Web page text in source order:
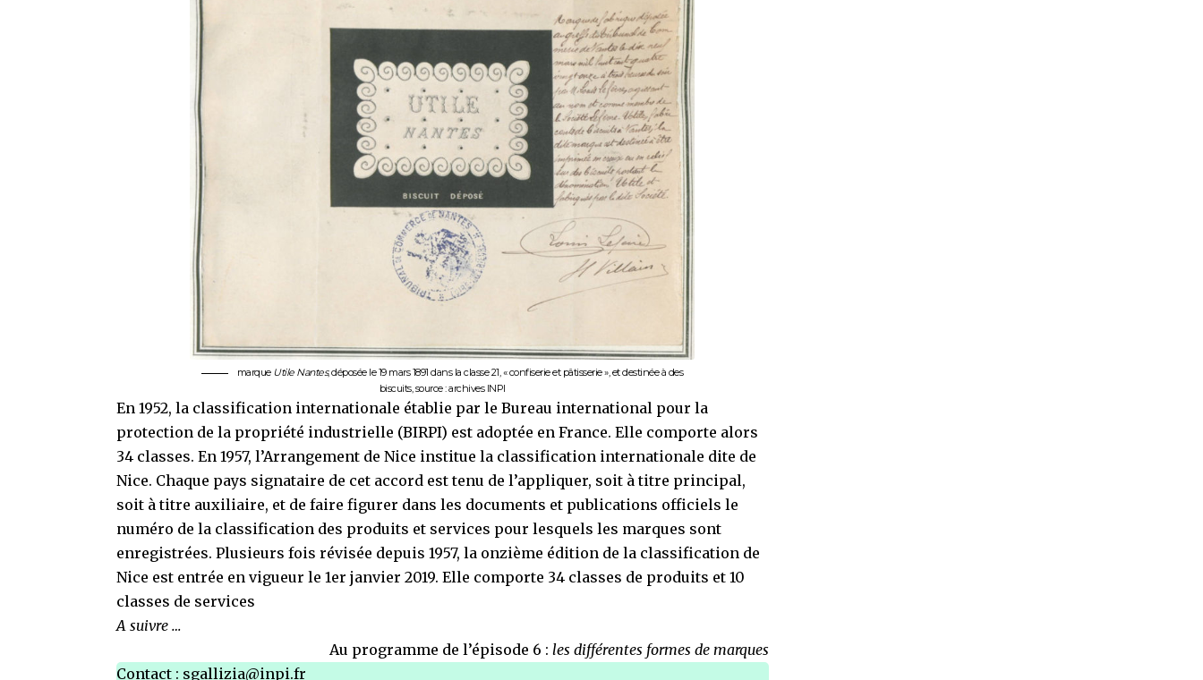
marque Utile Nantes, déposée le 19 mars 1891 dans la classe 21, « confiserie et pâtisserie », et destinée à des
biscuits, source : archives INPI
En 1952, la classification internationale établie par le Bureau international pour la
protection de la propriété industrielle (BIRPI) est adoptée en France. Elle comporte alors
34 classes. En 1957, l’Arrangement de Nice institue la classification internationale dite de
Nice. Chaque pays signataire de cet accord est tenu de l’appliquer, soit à titre principal,
soit à titre auxiliaire, et de faire figurer dans les documents et publications officiels le
numéro de la classification des produits et services pour lesquels les marques sont
enregistrées. Plusieurs fois révisée depuis 1957, la onzième édition de la classification de
Nice est entrée en vigueur le 1er janvier 2019. Elle comporte 34 classes de produits et 10
classes de services
A suivre …
Au programme de l’épisode 6 : les différentes formes de marques
Contact : sgallizia@inpi.fr